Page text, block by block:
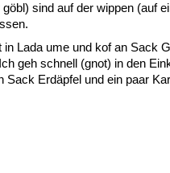
göbl) sind auf der wippen (auf
in Lada ume und kof an Sack
geh schnell (gnot) in den
Sack Erdäpfel und ein paar